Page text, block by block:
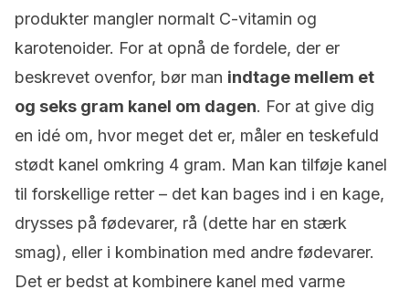
produkter mangler normalt C-vitamin og
karotenoider. For at opnå de fordele, der er
beskrevet ovenfor, bør man indtage mellem et
og seks gram kanel om dagen. For at give dig
en idé om, hvor meget det er, måler en teskefuld
stødt kanel omkring 4 gram. Man kan tilføje kanel
til forskellige retter – det kan bages ind i en kage,
drysses på fødevarer, rå (dette har en stærk
smag), eller i kombination med andre fødevarer.
Det er bedst at kombinere kanel med varme